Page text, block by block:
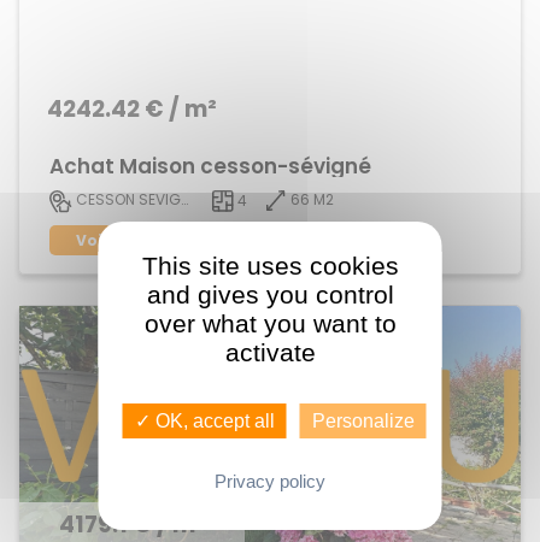
4242.42 € / m²
Achat Maison cesson-sévigné
CESSON SEVIGNE 4
66 M2
Voir le bien
4179.1 € / m²
This site uses cookies
and gives you control
over what you want to
activate
✓ OK, accept all Personalize
Privacy policy